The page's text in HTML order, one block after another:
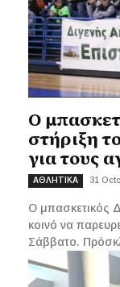
Ο
στήριξη
για τους
ΑΘΛΗΤΙΚΑ 31
Ο μπασκετικός
κοινό να